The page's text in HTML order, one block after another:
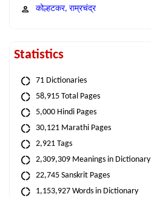
कोल्हटकर, राम्रचंद्र
Statistics
71 Dictionaries
58,915 Total Pages
5,000 Hindi Pages
30,121 Marathi Pages
2,921 Tags
2,309,309 Meanings in Dictionary
22,745 Sanskrit Pages
1,153,927 Words in Dictionary